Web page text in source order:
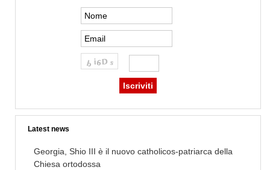
Latest news
Georgia, Shio III è il nuovo catholicos-patriarca della
Chiesa ortodossa